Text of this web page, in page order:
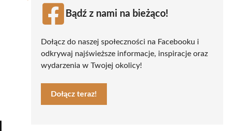
Bądź z nami na bieżąco!
Dołącz do naszej społeczności na Facebooku i
odkrywaj najświeższe informacje, inspiracje oraz
wydarzenia w Twojej okolicy!
Dołącz teraz!